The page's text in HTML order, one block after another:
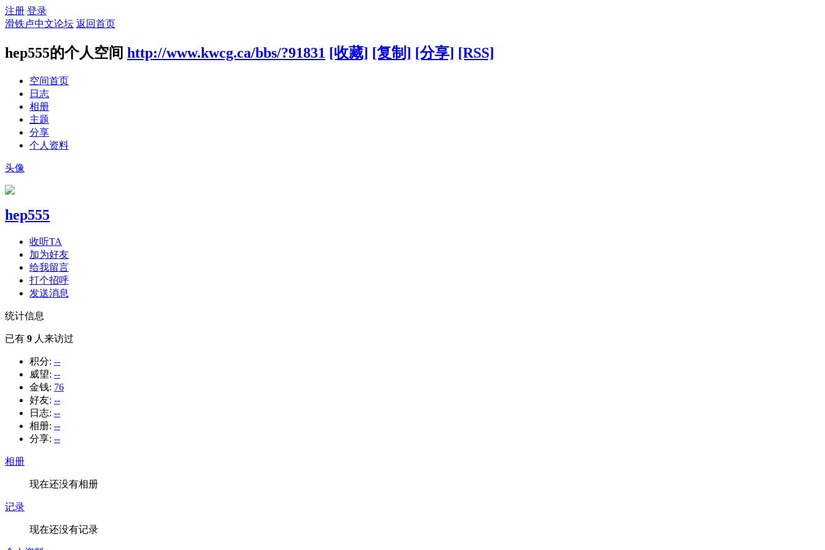
注册 登录
滑铁卢中文论坛 返回首页
hep555的个人空间 http://www.kwcg.ca/bbs/?91831 [收藏] [复制] [分享] [RSS]
空间首页
日志
相册
主题
分享
个人资料
头像
hep555
收听TA
加为好友
给我留言
打个招呼
发送消息
统计信息
已有 9 人来访过
积分: --
威望: --
金钱: 76
好友: --
日志: --
相册: --
分享: --
相册
现在还没有相册
记录
现在还没有记录